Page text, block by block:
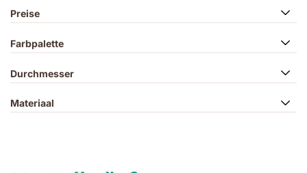
Preise
Farbpalette
Durchmesser
Materiaal